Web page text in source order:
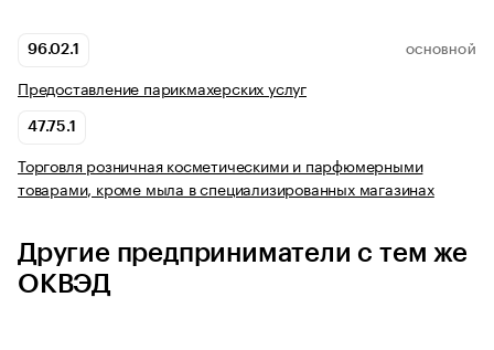
96.02.1 ОСНОВНОЙ
Предоставление парикмахерских услуг
47.75.1
Торговля розничная косметическими и парфюмерными
товарами, кроме мыла в специализированных магазинах
Другие предприниматели с тем же
ОКВЭД